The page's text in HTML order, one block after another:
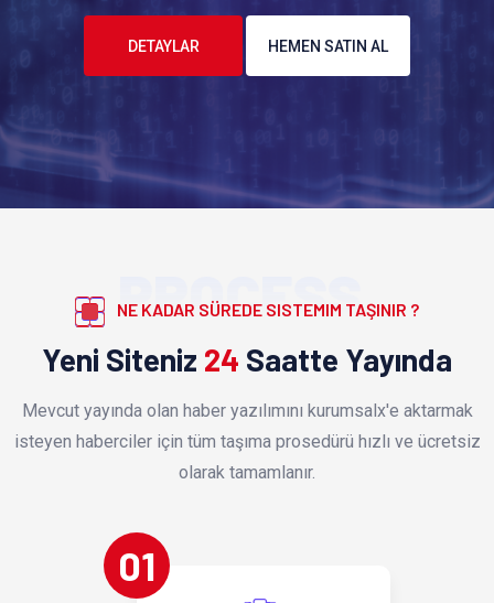
DETAYLAR HEMEN SATIN AL
PROCESS
NE KADAR SÜREDE SISTEMIM TAŞINIR ?
Yeni Siteniz 24 Saatte Yayında
Mevcut yayında olan haber yazılımını kurumsalx'e aktarmak
isteyen haberciler için tüm taşıma prosedürü hızlı ve ücretsiz
olarak tamamlanır.
01